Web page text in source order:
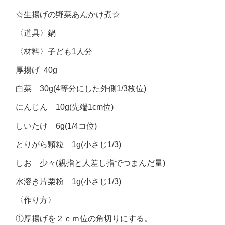
☆生揚げの野菜あんかけ煮☆
〈道具〉鍋
〈材料〉子ども1人分
厚揚げ 40g
白菜 30g(4等分にした外側1/3枚位)
にんじん 10g(先端1cm位)
しいたけ 6g(1/4コ位)
とりがら顆粒 1g(小さじ1/3)
しお 少々(親指と人差し指でつまんだ量)
水溶き片栗粉 1g(小さじ1/3)
〈作り方〉
①厚揚げを２ｃｍ位の角切りにする。